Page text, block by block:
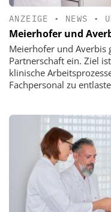
ANZEIGE • NEWS •
Meierhofer und
Meierhofer und Averbis
Partnerschaft ein. Ziel
klinische
Fachpersonal zu